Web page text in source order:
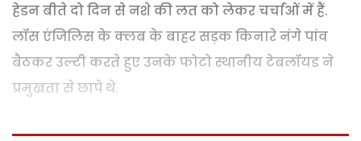
हेडन बीते दो दिन से नशे की लत को लेकर चर्चाओं में हैं.
लॉस एंजिलिस के क्लब के बाहर सड़क किनारे नंगे पांव
बैठकर उल्टी करते हुए उनके फोटो स्थानीय टेबलॉयड ने
प्रमुखता से छापे थे.